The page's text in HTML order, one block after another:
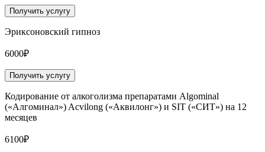
Получить услугу
Эриксоновский гипноз
6000₽
Получить услугу
Кодирование от алкоголизма препаратами Algominal
(«Алгоминал») Acvilong («Аквилонг») и SIT («СИТ») на 12
месяцев
6100₽